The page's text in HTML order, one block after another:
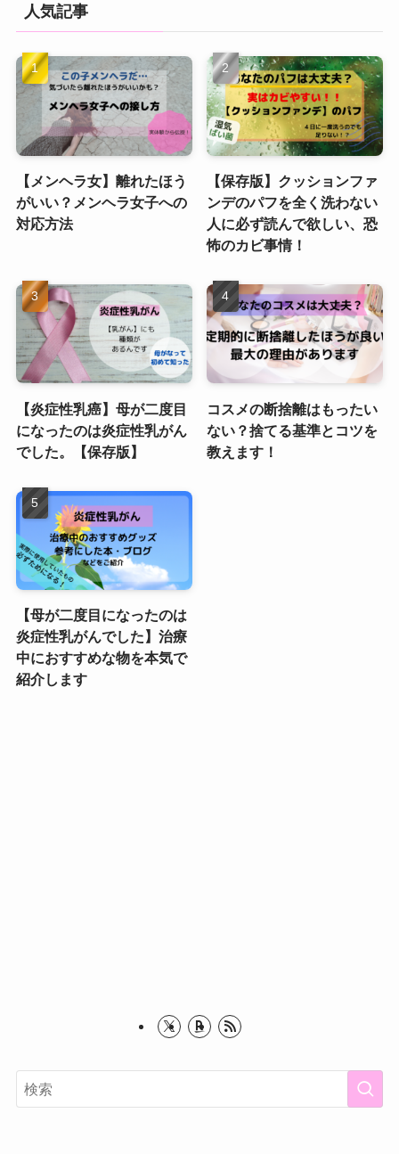
人気記事
【メンヘラ女】離れたほう
がいい？メンヘラ女子への
対応方法
【保存版】クッションファ
ンデのパフを全く洗わない
人に必ず読んで欲しい、恐
怖のカビ事情！
【炎症性乳癌】母が二度目
になったのは炎症性乳がん
でした。【保存版】
コスメの断捨離はもったい
ない？捨てる基準とコツを
教えます！
【母が二度目になったのは
炎症性乳がんでした】治療
中におすすめな物を本気で
紹介します